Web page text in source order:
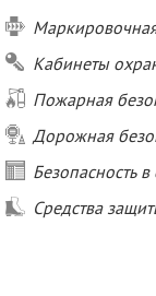
Кабинеты
Пожарная
Дорожная
Безопасность в
Средства